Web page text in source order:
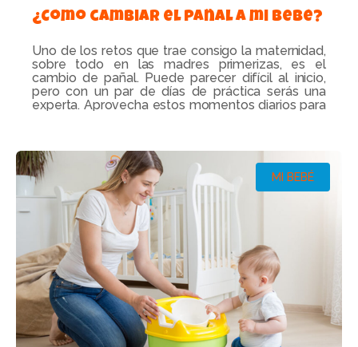
¿Cómo cambiar el pañal a mi bebé?
Uno de los retos que trae consigo la maternidad,
sobre todo en las madres primerizas, es el
cambio de pañal. Puede parecer difícil al inicio,
pero con un par de días de práctica serás una
experta. Aprovecha estos momentos diarios para
MI BEBÉ